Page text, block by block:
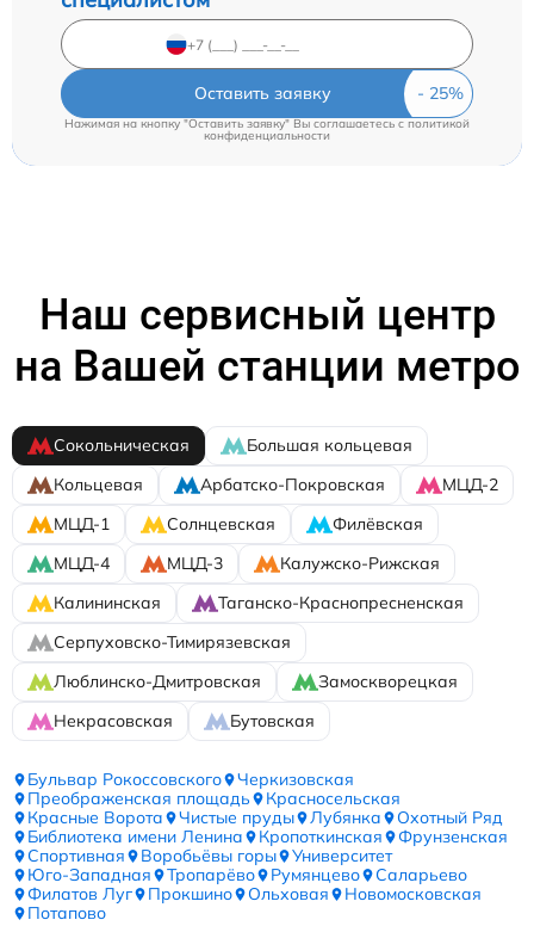
Оставить заявку
Нажимая на кнопку "Оставить заявку" Вы соглашаетесь c политикой
конфиденциальности
Наш сервисный центр
на Вашей станции метро
Сокольническая
Большая кольцевая
Кольцевая
Арбатско-Покровская
МЦД-2
МЦД-1
Солнцевская
Филёвская
МЦД-4
МЦД-3
Калужско-Рижская
Калининская
Таганско-Краснопресненская
Серпуховско-Тимирязевская
Люблинско-Дмитровская
Замоскворецкая
Некрасовская
Бутовская
Бульвар Рокоссовского
Черкизовская
Преображенская площадь
Красносельская
Красные Ворота
Чистые пруды Лубянка
Охотный Ряд
Библиотека имени Ленина
Кропоткинская
Фрунзенская
Спортивная
Воробьёвы горы
Университет
Юго-Западная
Тропарёво Румянцево
Саларьево
Филатов Луг
Прокшино Ольховая
Новомосковская
Потапово